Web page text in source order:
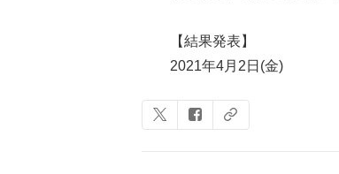
【結果発表】
2021年4月2日(金)